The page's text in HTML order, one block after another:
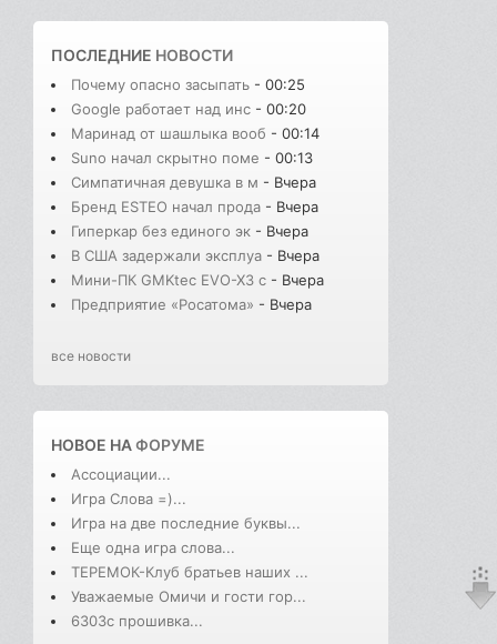
ПОСЛЕДНИЕ НОВОСТИ
Почему опасно засыпать - 00:25
Google работает над инс - 00:20
Маринад от шашлыка вооб - 00:14
Suno начал скрытно поме - 00:13
Симпатичная девушка в м - Вчера
Бренд ESTEO начал прода - Вчера
Гиперкар без единого эк - Вчера
В США задержали эксплуа - Вчера
Мини-ПК GMKtec EVO-X3 с - Вчера
Предприятие «Росатома» - Вчера
все новости
НОВОЕ НАФОРУМЕ
Ассоциации...
Игра Слова =)...
Игра на две последние буквы...
Еще одна игра слова...
ТЕРЕМОК-Клуб братьев наших ...
Уважаемые Омичи и гости гор...
6303с прошивка...